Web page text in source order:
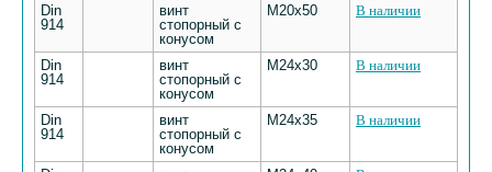
Din
914
винт
стопорный с
конусом
М20х50 В наличии
Din
914
винт
стопорный с
конусом
М24х30 В наличии
Din
914
винт
стопорный с
конусом
М24х35 В наличии